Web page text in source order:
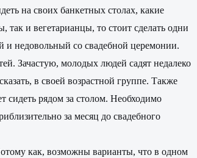
на своих банкетных столах, какие
и вегетарианцы, то стоит сделать одни
и недовольный со свадебной церемонии.
Зачастую, молодых людей садят недалеко
в своей возрастной группе. Также
сидеть рядом за столом. Необходимо
за месяц до свадебного
как, возможны варианты, что в одном